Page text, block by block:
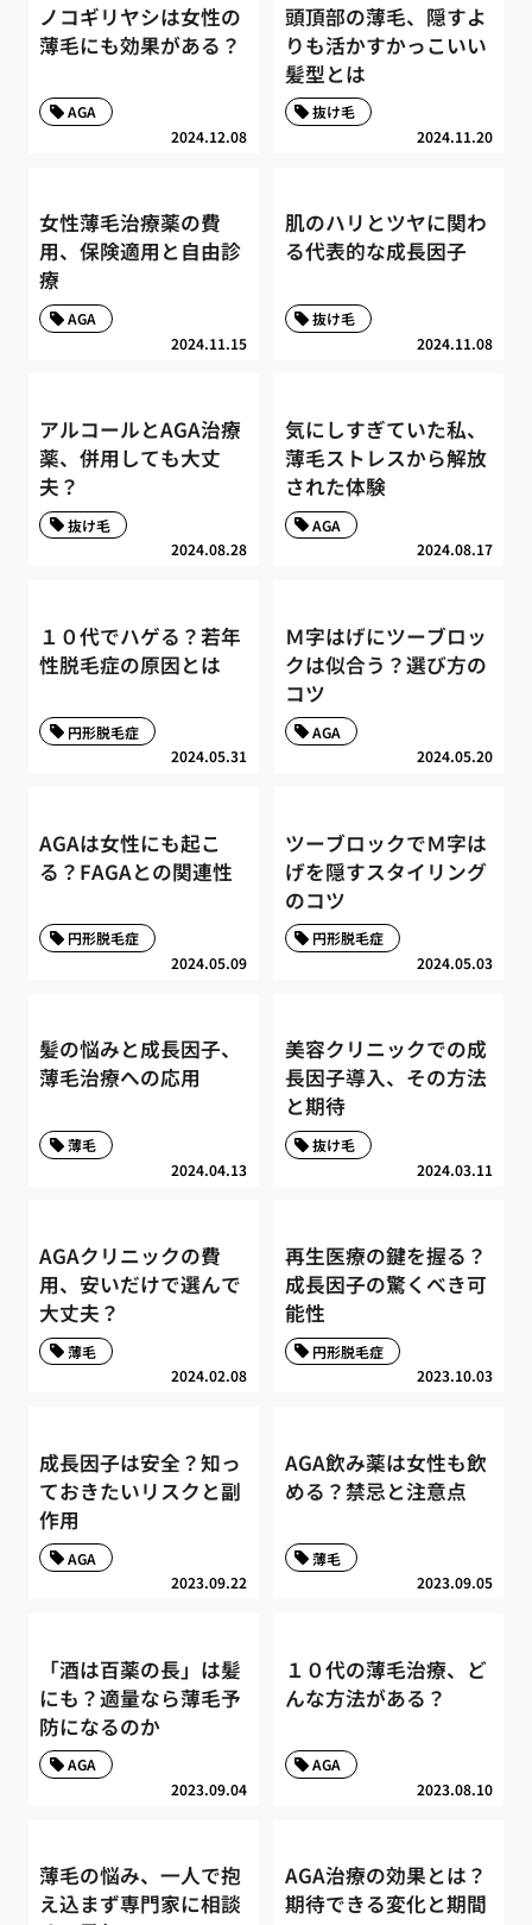
ノコギリヤシは女性の
薄毛にも効果がある？
2024.12.08
AGA
頭頂部の薄毛、隠すよ
りも活かすかっこいい
髪型とは
2024.11.20
抜け毛
女性薄毛治療薬の費
用、保険適用と自由診
療
2024.11.15
AGA
肌のハリとツヤに関わ
る代表的な成長因子
2024.11.08
抜け毛
アルコールとAGA治療
薬、併用しても大丈
夫？
2024.08.28
抜け毛
気にしすぎていた私、
薄毛ストレスから解放
された体験
2024.08.17
AGA
１０代でハゲる？若年
性脱毛症の原因とは
2024.05.31
円形脱毛症
Ｍ字はげにツーブロッ
クは似合う？選び方の
コツ
2024.05.20
AGA
AGAは女性にも起こ
る？FAGAとの関連性
2024.05.09
円形脱毛症
ツーブロックでＭ字は
げを隠すスタイリング
のコツ
2024.05.03
円形脱毛症
髪の悩みと成長因子、
薄毛治療への応用
2024.04.13
薄毛
美容クリニックでの成
長因子導入、その方法
と期待
2024.03.11
抜け毛
AGAクリニックの費
用、安いだけで選んで
大丈夫？
2024.02.08
薄毛
再生医療の鍵を握る？
成長因子の驚くべき可
能性
2023.10.03
円形脱毛症
成長因子は安全？知っ
ておきたいリスクと副
作用
2023.09.22
AGA
AGA飲み薬は女性も飲
める？禁忌と注意点
2023.09.05
薄毛
「酒は百薬の長」は髪
にも？適量なら薄毛予
防になるのか
2023.09.04
AGA
１０代の薄毛治療、ど
んな方法がある？
2023.08.10
AGA
薄毛の悩み、一人で抱
え込まず専門家に相談
AGA治療の効果とは？
期待できる変化と期間